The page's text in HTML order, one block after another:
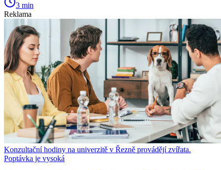
3 min
Reklama
Konzultační hodiny na univerzitě v Řezně provádějí zvířata.
Poptávka je vysoká